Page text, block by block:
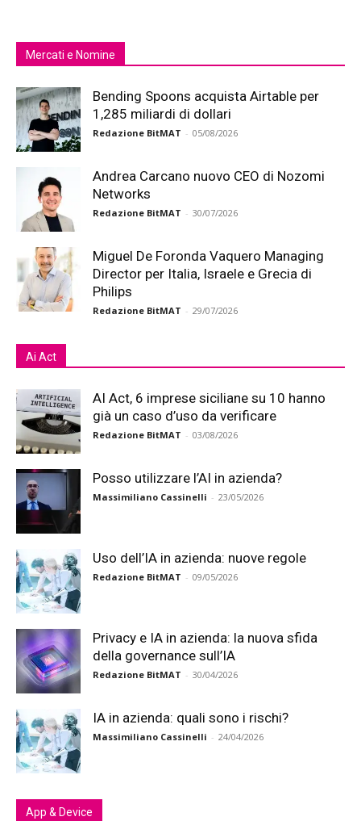
Mercati e Nomine
Bending Spoons acquista Airtable per
1,285 miliardi di dollari
Redazione BitMAT - 05/08/2026
Andrea Carcano nuovo CEO di Nozomi
Networks
Redazione BitMAT - 30/07/2026
Miguel De Foronda Vaquero Managing
Director per Italia, Israele e Grecia di
Philips
Redazione BitMAT - 29/07/2026
Ai Act
AI Act, 6 imprese siciliane su 10 hanno
già un caso d’uso da verificare
Redazione BitMAT - 03/08/2026
Posso utilizzare l’AI in azienda?
Massimiliano Cassinelli - 23/05/2026
Uso dell’IA in azienda: nuove regole
Redazione BitMAT - 09/05/2026
Privacy e IA in azienda: la nuova sfida
della governance sull’IA
Redazione BitMAT - 30/04/2026
IA in azienda: quali sono i rischi?
Massimiliano Cassinelli - 24/04/2026
App & Device